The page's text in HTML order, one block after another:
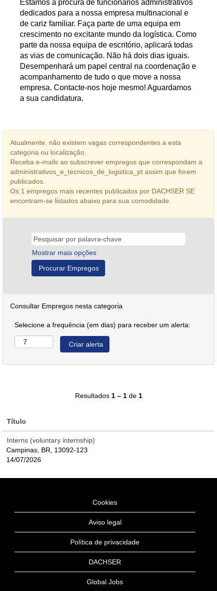
Estamos à procura de funcionários administrativos
dedicados para a nossa empresa multinacional e
de cariz familiar. Faça parte de uma equipa em
crescimento no excitante mundo da logística. Como
parte da nossa equipa de escritório, aplicará todas
as vias de comunicação. Não há dois dias iguais.
Desempenhará um papel central na coordenação e
acompanhamento de tudo o que move a nossa
empresa. Contacte-nos hoje mesmo! Aguardamos
a sua candidatura.
Atualmente, não existem vagas correspondentes a esta
categoria ou localização.
Receba e-mails ao subscrever empregos que correspondam a
administrativos_e_tecnicos_de_logistica_pt assim que forem
publicados.
Os 1 empregos mais recentes publicados por DACHSER SE
encontram-se listados abaixo para sua comodidade.
Mostrar mais opções
Consultar Empregos nesta categoria
Selecione a frequência (em dias) para receber um alerta:
Resultados 1 – 1de 1
Título
Interns (voluntary internship)
Campinas, BR, 13092-123
14/07/2026
Cookies
Aviso legal
Política de privacidade
DACHSER
Global Jobs